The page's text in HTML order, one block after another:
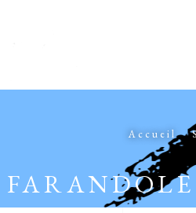
Accueil